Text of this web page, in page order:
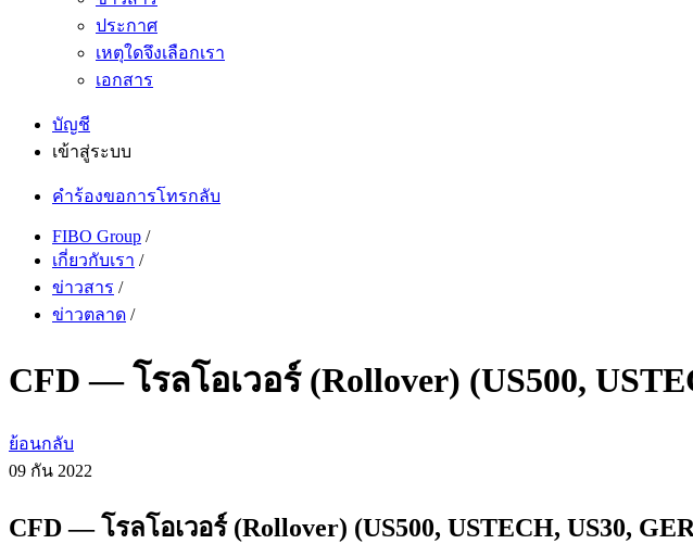
ประกาศ
เหตุใดจึงเลือกเรา
เอกสาร
บัญชี
เข้าสู่ระบบ
คำร้องขอการโทรกลับ
FIBO Group /
เกี่ยวกับเรา /
ข่าวสาร /
ข่าวตลาด /
CFD — โรลโอเวอร์ (Rollover) (US500,
ย้อนกลับ
09 กัน 2022
CFD — โรลโอเวอร์ (Rollover) (US500, USTECH, US30,